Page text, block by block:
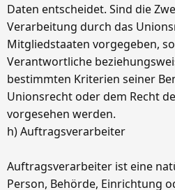
Daten entscheidet. Sind die
Verarbeitung durch das
Mitgliedstaaten vorgegeben,
Verantwortliche
bestimmten Kriterien seiner
Unionsrecht oder dem Recht
vorgesehen werden.
h) Auftragsverarbeiter
Auftragsverarbeiter ist eine
Person, Behörde, Einrichtung